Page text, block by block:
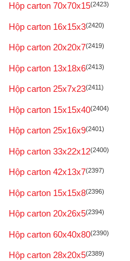
Hộp carton 70x70x15(2423)
Hộp carton 16x15x3(2420)
Hộp carton 20x20x7(2419)
Hộp carton 13x18x6(2413)
Hộp carton 25x7x23(2411)
Hộp carton 15x15x40(2404)
Hộp carton 25x16x9(2401)
Hộp carton 33x22x12(2400)
Hộp carton 42x13x7(2397)
Hộp carton 15x15x8(2396)
Hộp carton 20x26x5(2394)
Hộp carton 60x40x80(2390)
Hộp carton 28x20x5(2389)